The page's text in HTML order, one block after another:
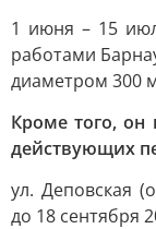
1 июня – 15
работами
диаметром 300
Кроме того, он
действующих
ул. Деповская
до 18 сентября